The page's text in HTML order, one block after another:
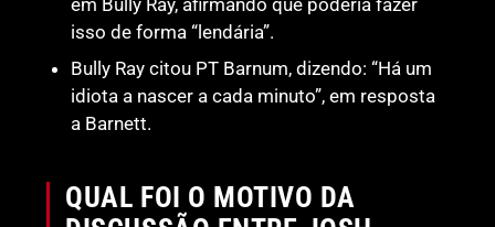
isso de forma “lendária”.
Bully Ray citou PT Barnum, dizendo: “Há um
idiota a nascer a cada minuto”, em resposta
a Barnett.
QUAL FOI O MOTIVO DA